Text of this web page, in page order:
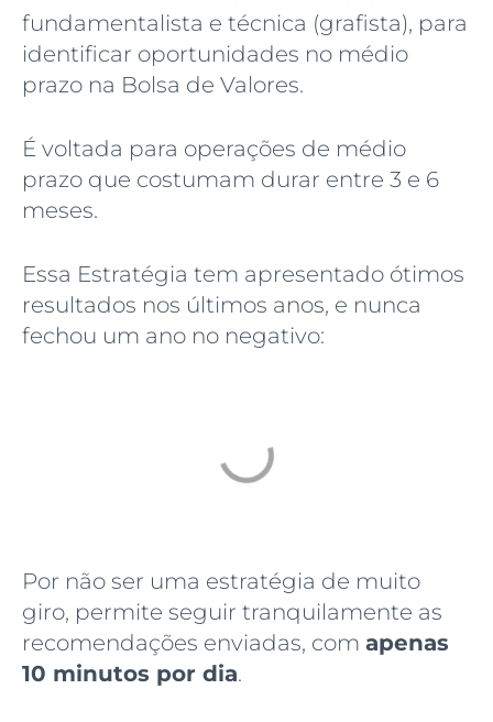
fundamentalista e técnica (grafista), para
identificar oportunidades no médio
prazo na Bolsa de Valores.
É voltada para operações de médio
prazo que costumam durar entre 3 e 6
meses.
Essa Estratégia tem apresentado ótimos
resultados nos últimos anos, e nunca
fechou um ano no negativo:
Por não ser uma estratégia de muito
giro, permite seguir tranquilamente as
recomendações enviadas, com apenas
10 minutos por dia.